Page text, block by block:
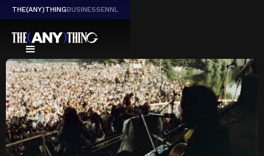
THE(ANY)THINGBUSINESSENNL